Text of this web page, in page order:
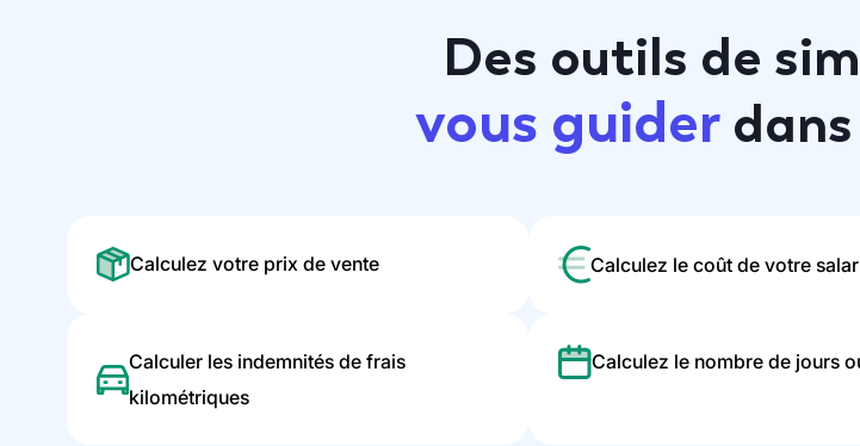
Des outils de
vous guiderdans
Calculez votre prix de vente Calculez le coût de votre
Calculer les indemnités de frais
kilométriques
Calculez le nombre de jours